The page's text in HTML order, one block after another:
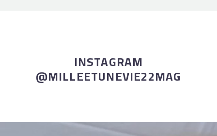
INSTAGRAM
@MILLEETUNEVIE22MAG